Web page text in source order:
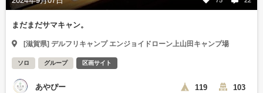
まだまだサマキャン。
[滋賀県] デルフリキャンプ エンジョイドローン上山田キャンプ場
ソロ グループ 区画サイト
あやぴー 119 103